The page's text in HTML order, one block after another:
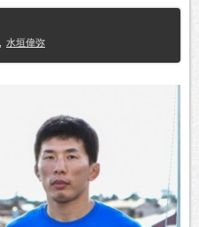
水垣偉弥